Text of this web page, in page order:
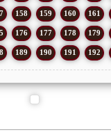
158 159 160 161
176 177 178 179
189 190 191 192